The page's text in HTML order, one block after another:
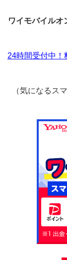
ワイモバイルオ
24時間受付中！
（気になるス